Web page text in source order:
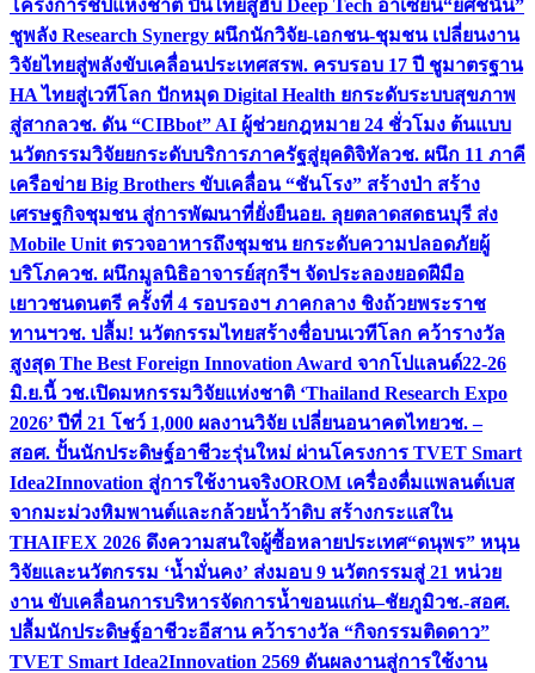
โครงการชิปแห่งชาติ ปั้นไทยสู่ฮับ Deep Tech อาเซียน“ยศชนัน”
ชูพลัง Research Synergy ผนึกนักวิจัย-เอกชน-ชุมชน เปลี่ยนงาน
วิจัยไทยสู่พลังขับเคลื่อนประเทศสรพ. ครบรอบ 17 ปี ชูมาตรฐาน
HA ไทยสู่เวทีโลก ปักหมุด Digital Health ยกระดับระบบสุขภาพ
สู่สากลวช. ดัน “CIBbot” AI ผู้ช่วยกฎหมาย 24 ชั่วโมง ต้นแบบ
นวัตกรรมวิจัยยกระดับบริการภาครัฐสู่ยุคดิจิทัลวช. ผนึก 11 ภาคี
เครือข่าย Big Brothers ขับเคลื่อน “ชันโรง” สร้างป่า สร้าง
เศรษฐกิจชุมชน สู่การพัฒนาที่ยั่งยืนอย. ลุยตลาดสดธนบุรี ส่ง
Mobile Unit ตรวจอาหารถึงชุมชน ยกระดับความปลอดภัยผู้
บริโภควช. ผนึกมูลนิธิอาจารย์สุกรีฯ จัดประลองยอดฝีมือ
เยาวชนดนตรี ครั้งที่ 4 รอบรองฯ ภาคกลาง ชิงถ้วยพระราช
ทานฯวช. ปลื้ม! นวัตกรรมไทยสร้างชื่อบนเวทีโลก คว้ารางวัล
สูงสุด The Best Foreign Innovation Award จากโปแลนด์22-26
มิ.ย.นี้ วช.เปิดมหกรรมวิจัยแห่งชาติ ‘Thailand Research Expo
2026’ ปีที่ 21 โชว์ 1,000 ผลงานวิจัย เปลี่ยนอนาคตไทยวช. –
สอศ. ปั้นนักประดิษฐ์อาชีวะรุ่นใหม่ ผ่านโครงการ TVET Smart
Idea2Innovation สู่การใช้งานจริงOROM เครื่องดื่มแพลนต์เบส
จากมะม่วงหิมพานต์และกล้วยน้ำว้าดิบ สร้างกระแสใน
THAIFEX 2026 ดึงความสนใจผู้ซื้อหลายประเทศ“ดนุพร” หนุน
วิจัยและนวัตกรรม ‘น้ำมั่นคง’ ส่งมอบ 9 นวัตกรรมสู่ 21 หน่วย
งาน ขับเคลื่อนการบริหารจัดการน้ำขอนแก่น–ชัยภูมิวช.-สอศ.
ปลื้มนักประดิษฐ์อาชีวะอีสาน คว้ารางวัล “กิจกรรมติดดาว”
TVET Smart Idea2Innovation 2569 ดันผลงานสู่การใช้งาน